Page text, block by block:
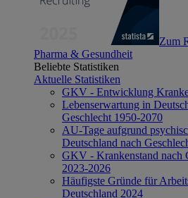
Zum
Pharma & Gesundheit
Beliebte Statistiken
Aktuelle Statistiken
GKV - Entwicklung
Lebenserwartung in
Geschlecht 1950-2070
AU-Tage aufgrund
Deutschland nach
GKV - Krankenstand nach
2023-2026
Häufigste Gründe für
Deutschland 2024